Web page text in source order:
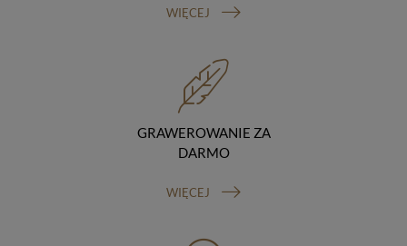
otrzymania ich kopii, prawo do sprostowania
abyśmy przetwarzali Twoje dane, możesz zażądać,
abyśmy je usunęli), prawo do ograniczenia
przetwarzania danych (możesz zażądać, abyśmy
ograniczyli przetwarzanie Twoich danych osobowych
wyłącznie do ich przechowywania lub wykonywania
uzgodnionych z Tobą działań, jeżeli Twoim zdaniem
przetwarzamy je bezpodstawnie), prawo do wniesienia
sprzeciwu wobec przetwarzania danych, prawo do
organu nadzorczego (Prezesa Urzędu Ochrony Danych
WIĘCEJ
GRAWEROWANIE ZA
DARMO
WIĘCEJ